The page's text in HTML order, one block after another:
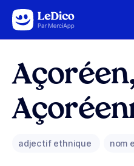
Aller au contenu
adjectif ethnique nom